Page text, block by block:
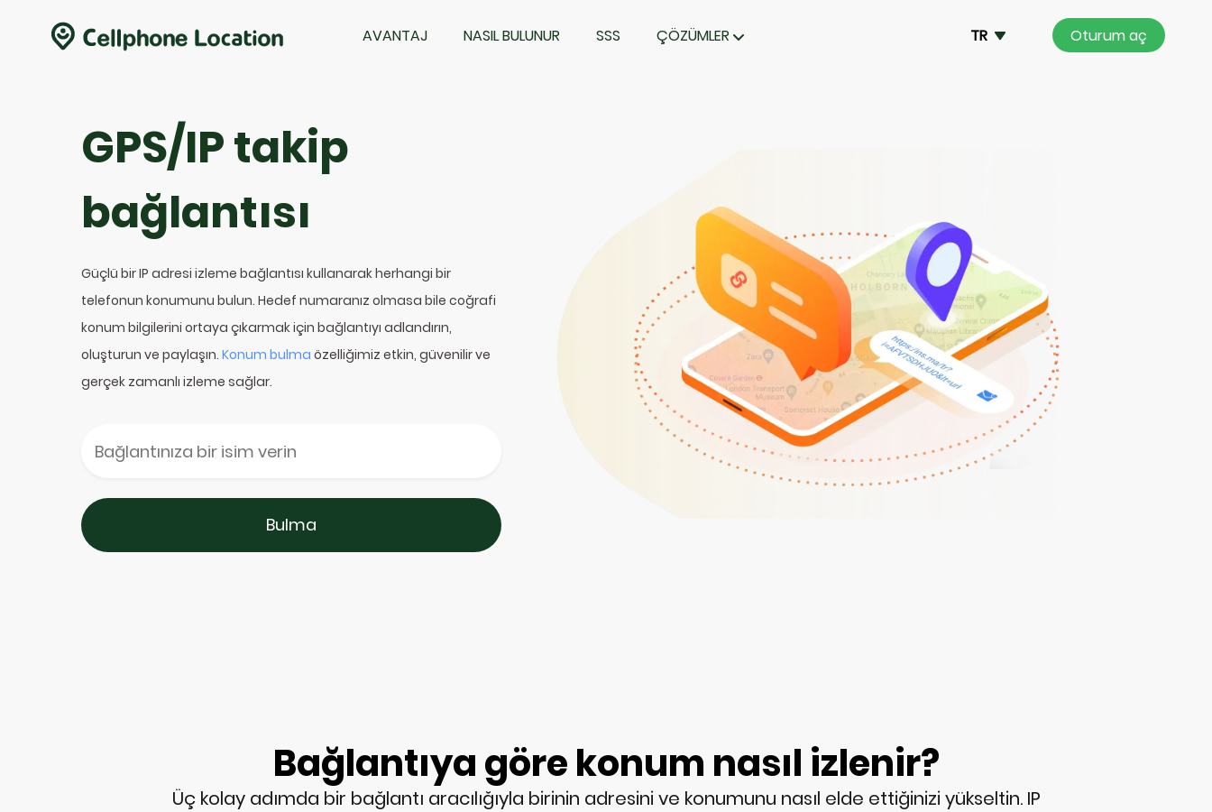
TR Oturum aç
AVANTAJ NASIL BULUNUR SSS ÇÖZÜMLER
GPS/IP takip
bağlantısı
Güçlü bir IP adresi izleme bağlantısı kullanarak herhangi bir
telefonun konumunu bulun. Hedef numaranız olmasa bile coğrafi
konum bilgilerini ortaya çıkarmak için bağlantıyı adlandırın,
oluşturun ve paylaşın. Konum bulma özelliğimiz etkin, güvenilir ve
gerçek zamanlı izleme sağlar.
Bulma
Bağlantıya göre konum nasıl izlenir?
Üç kolay adımda bir bağlantı aracılığıyla birinin adresini ve konumunu nasıl elde ettiğinizi yükseltin. IP